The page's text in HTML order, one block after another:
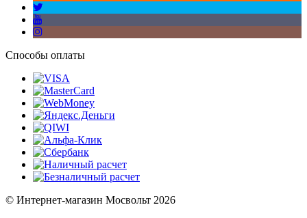
Способы оплаты
© Интернет-магазин Мосвольт 2026